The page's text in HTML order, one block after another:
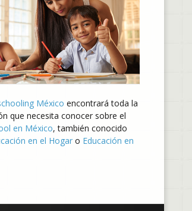
México encontrará toda la
que necesita conocer sobre el
en México, también conocido
en el Hogar o Educación en